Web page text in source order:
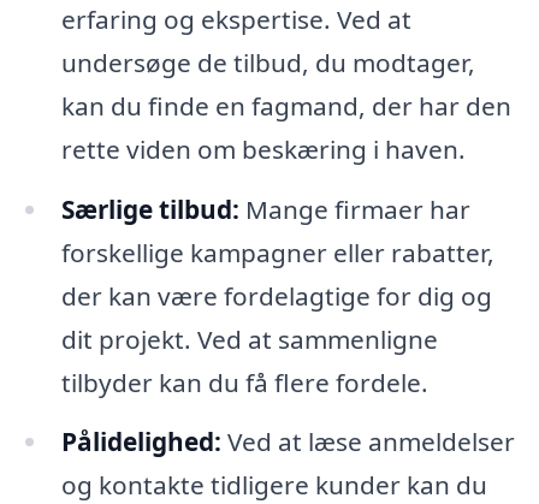
erfaring og ekspertise. Ved at
undersøge de tilbud, du modtager,
kan du finde en fagmand, der har den
rette viden om beskæring i haven.
Særlige tilbud: Mange firmaer har
forskellige kampagner eller rabatter,
der kan være fordelagtige for dig og
dit projekt. Ved at sammenligne
tilbyder kan du få flere fordele.
Pålidelighed: Ved at læse anmeldelser
og kontakte tidligere kunder kan du